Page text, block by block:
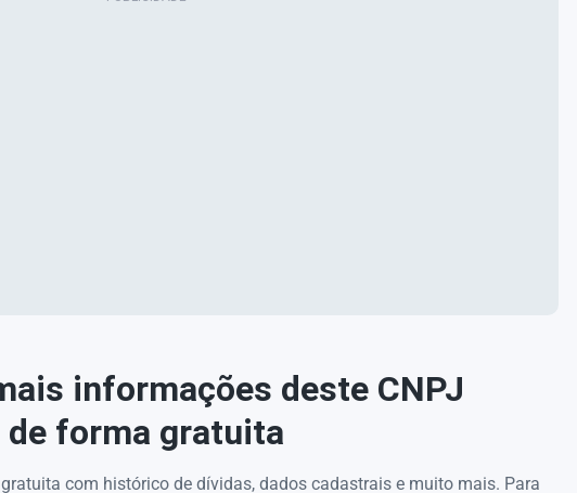
informações deste CNPJ
de forma gratuita
com histórico de dívidas, dados cadastrais e muito mais. Para